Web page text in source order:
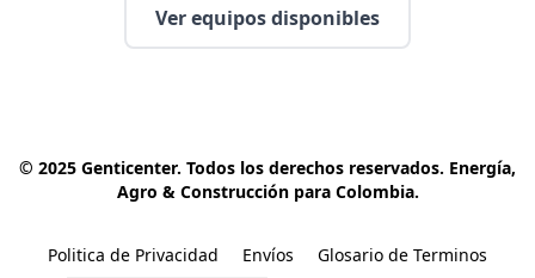
Ver equipos disponibles
© 2025 Genticenter. Todos los derechos reservados. Energía,
Agro & Construcción para Colombia.
Politica de Privacidad Envíos
Glosario de Terminos